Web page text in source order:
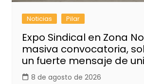
Noticias Pilar
Expo Sindical en Zona
masiva convocatoria,
un fuerte mensaje de
8 de agosto de 2026